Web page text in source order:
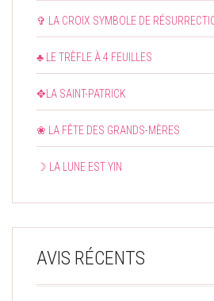
✞ LA CROIX SYMBOLE DE
♣ LE TRÈFLE À 4 FEUILLES
✥LA SAINT-PATRICK
❀ LA FÊTE DES GRANDS-MÈRES
☽ LA LUNE EST YIN
AVIS RÉCENTS